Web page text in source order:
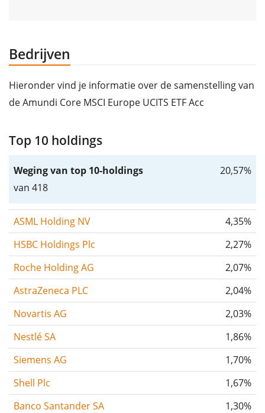
Bedrijven
Hieronder vind je informatie over de samenstelling van
de Amundi Core MSCI Europe UCITS ETF Acc
Top 10 holdings
Weging van top 10-holdings
van 418
20,57%
ASML Holding NV
4,35%
HSBC Holdings Plc
2,27%
Roche Holding AG
2,07%
AstraZeneca PLC
2,04%
Novartis AG
2,03%
Nestlé SA
1,86%
Siemens AG
1,70%
Shell Plc
1,67%
Banco Santander SA
1,30%